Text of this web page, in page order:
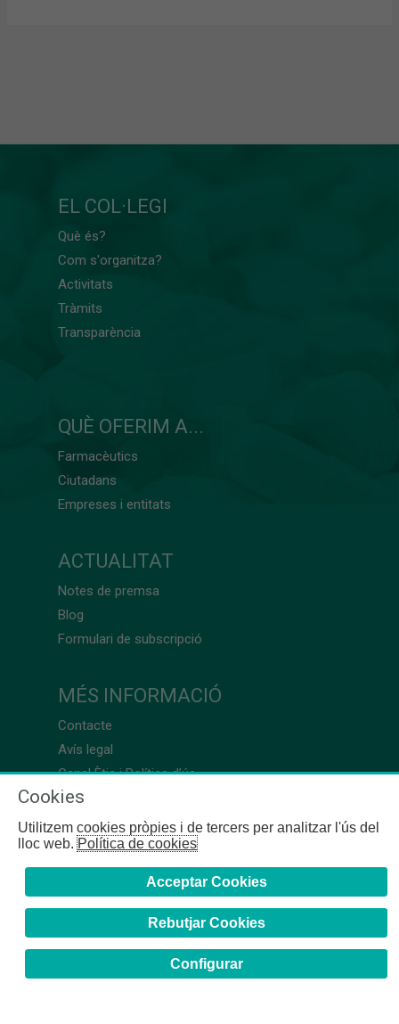
EL COL·LEGI
Què és?
Com s'organitza?
Activitats
Tràmits
Transparència
QUÈ OFERIM A...
Farmacèutics
Ciutadans
Empreses i entitats
ACTUALITAT
Notes de premsa
Blog
Formulari de subscripció
MÉS INFORMACIÓ
Contacte
Avís legal
Canal Ètic i Política d’ús
Cookies
Utilitzem cookies pròpies i de tercers per analitzar l'ús del
lloc web.Política de cookies
Acceptar Cookies
Rebutjar Cookies
Configurar